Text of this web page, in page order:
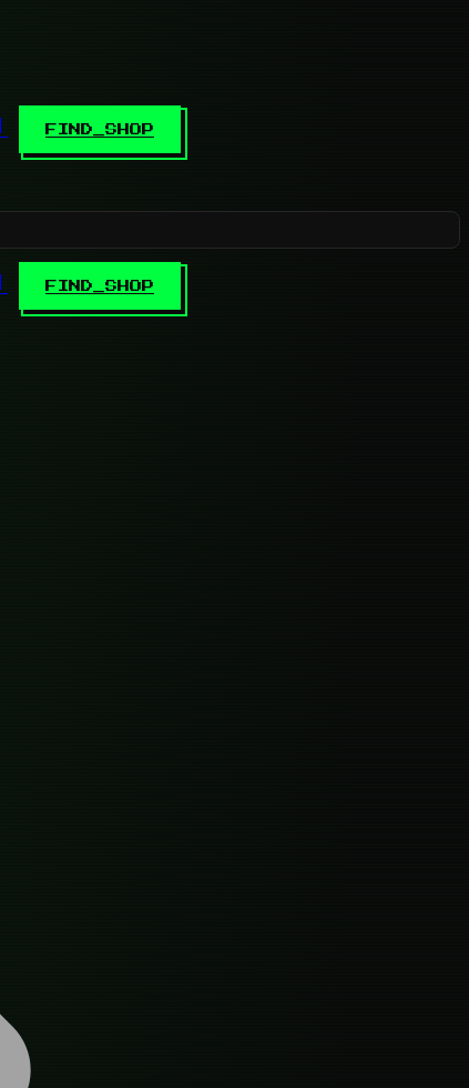
FIND_SHOP
FIND_SHOP